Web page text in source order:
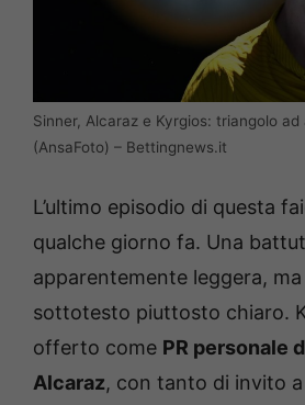
Sinner, Alcaraz e Kyrgios: triangolo
(AnsaFoto) – Bettingnews.it
L’ultimo episodio di questa
qualche giorno fa. Una
apparentemente leggera,
sottotesto piuttosto chiaro.
offerto come PR personale
Alcaraz, con tanto di invito